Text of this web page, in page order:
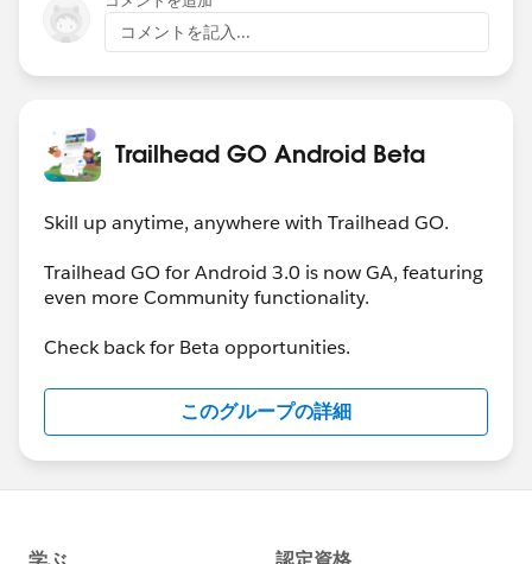
コメントを記入...
Trailhead GO Android Beta
Skill up anytime, anywhere with Trailhead GO.
Trailhead GO for Android 3.0 is now GA, featuring
even more Community functionality.
Check back for Beta opportunities.
このグループの詳細